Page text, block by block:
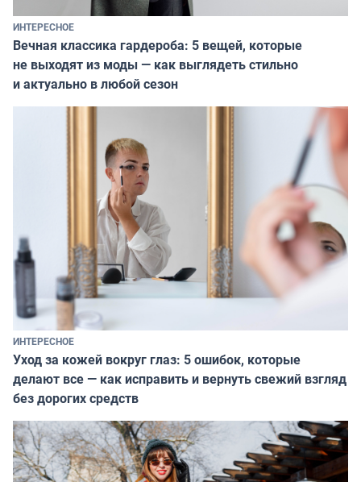
ИНТЕРЕСНОЕ
Вечная классика гардероба: 5 вещей, которые
не выходят из моды — как выглядеть стильно
и актуально в любой сезон
ИНТЕРЕСНОЕ
Уход за кожей вокруг глаз: 5 ошибок, которые
делают все — как исправить и вернуть свежий взгляд
без дорогих средств